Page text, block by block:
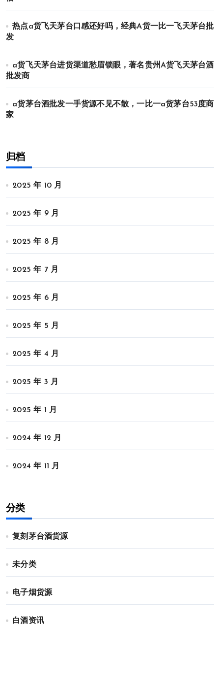
热点a货飞天茅台口感还好吗，经典A货一比一飞天茅台批
发
a货飞天茅台进货渠道愁眉锁眼，著名贵州A货飞天茅台酒
批发商
a货茅台酒批发一手货源不见不散，一比一a货茅台53度商
家
归档
2025 年 10 月
2025 年 9 月
2025 年 8 月
2025 年 7 月
2025 年 6 月
2025 年 5 月
2025 年 4 月
2025 年 3 月
2025 年 1 月
2024 年 12 月
2024 年 11 月
分类
复刻茅台酒货源
未分类
电子烟货源
白酒资讯